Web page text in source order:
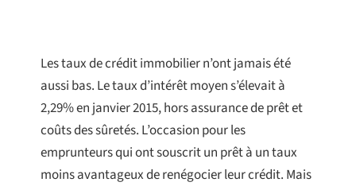
Les taux de crédit immobilier n’ont jamais été
aussi bas. Le taux d’intérêt moyen s’élevait à
2,29% en janvier 2015, hors assurance de prêt et
coûts des sûretés. L’occasion pour les
emprunteurs qui ont souscrit un prêt à un taux
moins avantageux de renégocier leur crédit. Mais